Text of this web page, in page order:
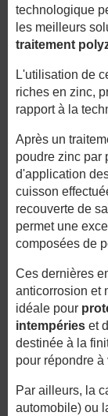
technologique
les meilleurs
traitement
L'utilisation de
riches en zinc,
rapport à la
Après un
poudre zinc par
d'application
cuisson
recouverte de
permet une
composées de
Ces dernières
anticorrosion et
idéale pour
intempéries et
destinée à la
pour répondre à
Par ailleurs, la
automobile) ou